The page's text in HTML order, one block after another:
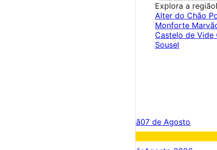
Explora a região
Alter do Chão
Monforte
Castelo de Vide
Sousel
Amanhã07 de Agosto